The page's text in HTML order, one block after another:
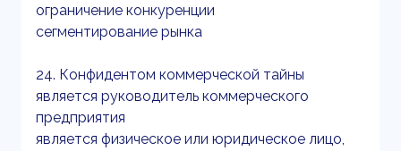
ограничение конкуренции
сегментирование рынка
24. Конфидентом коммерческой тайны
является руководитель коммерческого
предприятия
является физическое или юридическое лицо,